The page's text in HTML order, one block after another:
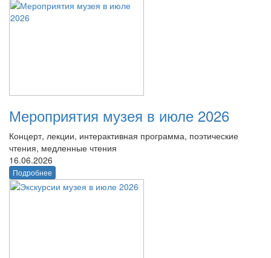
Мероприятия музея в июле 2026
Концерт, лекции, интерактивная программа, поэтические
чтения, медленные чтения
16.06.2026
Подробнее